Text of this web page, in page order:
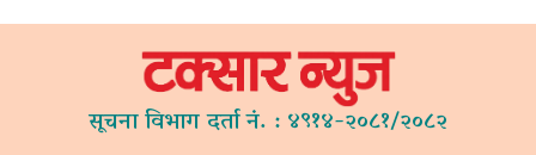
सूचना विभाग दर्ता नं. : ४९१४-२०८१/२०८२